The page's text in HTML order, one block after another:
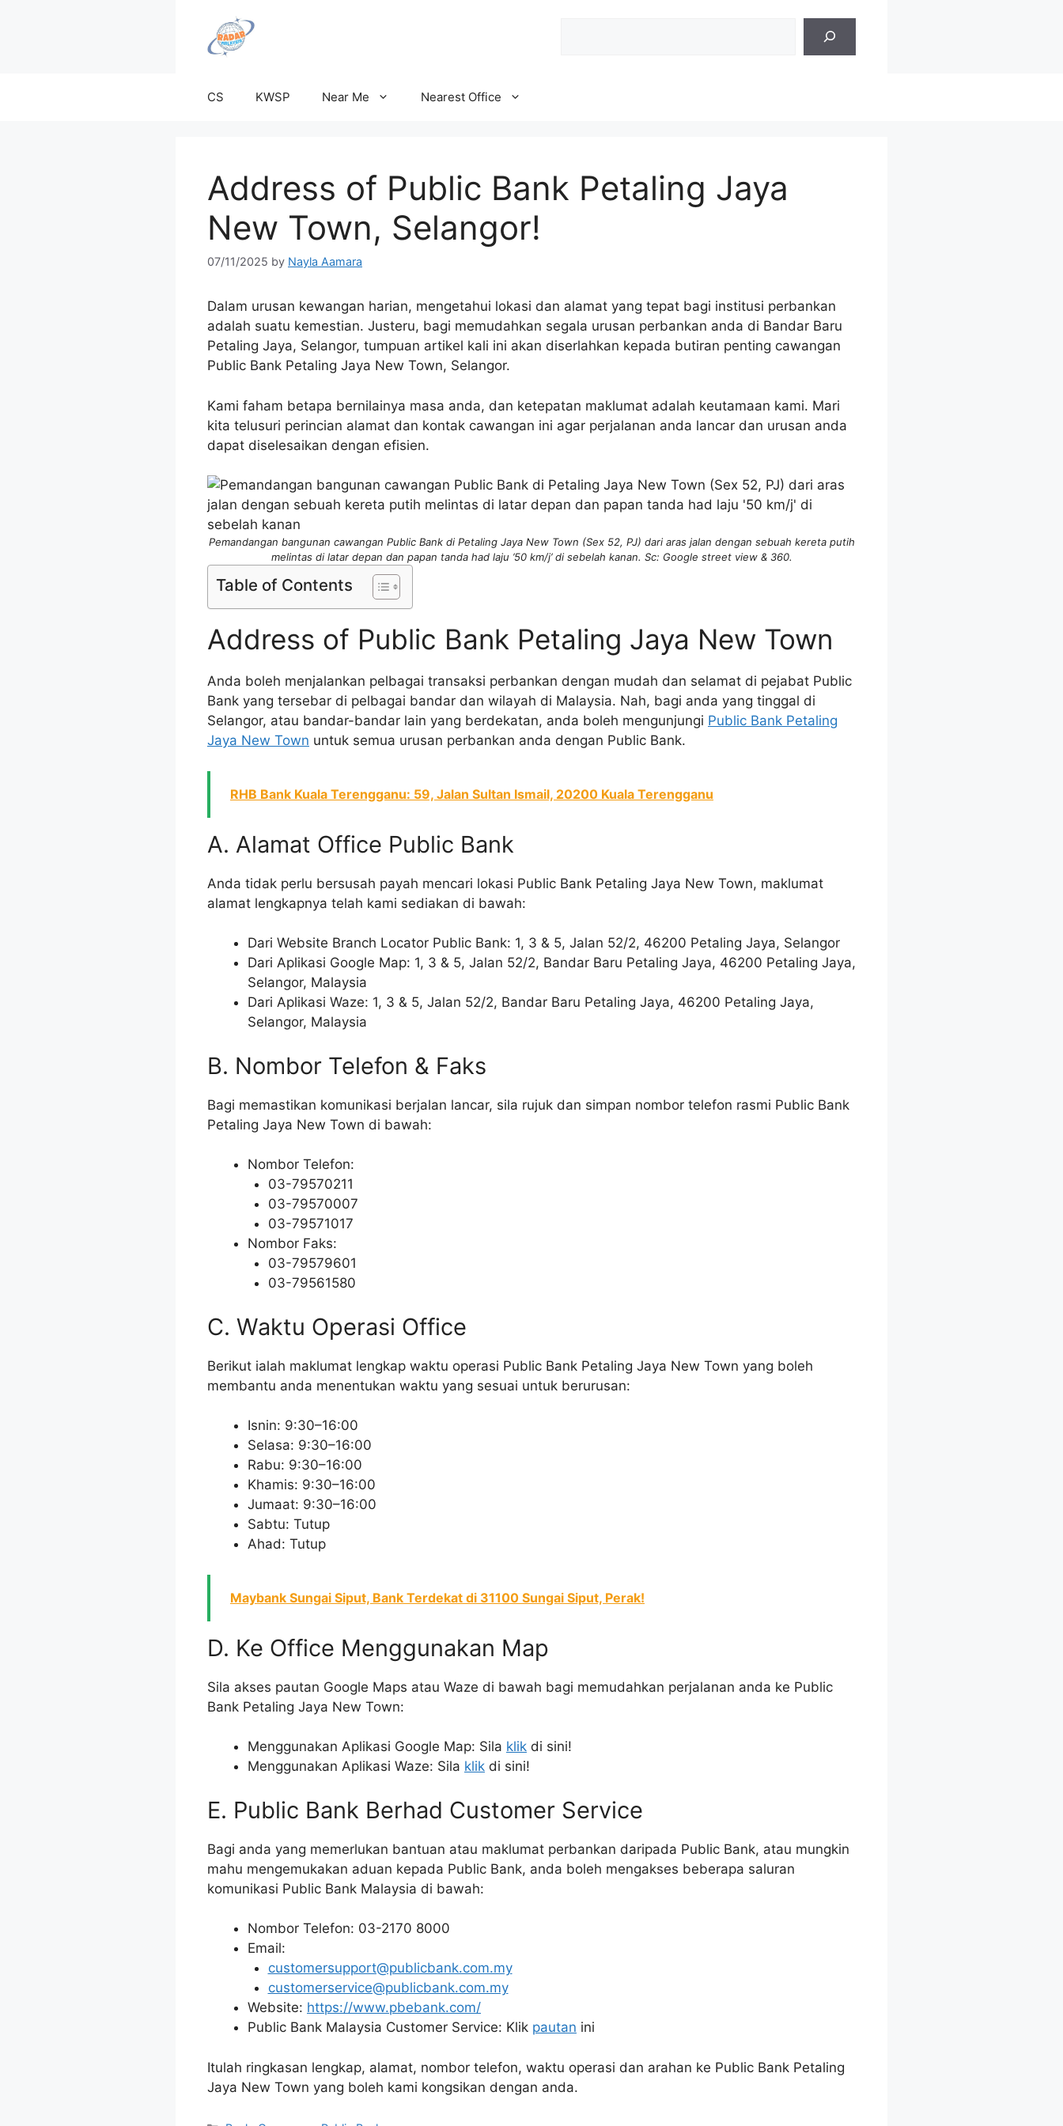
CS KWSP Near Me Nearest Office
Address of Public Bank Petaling Jaya
New Town, Selangor!
07/11/2025 by Nayla Aamara
Dalam urusan kewangan harian, mengetahui lokasi dan alamat yang tepat bagi institusi perbankan
adalah suatu kemestian. Justeru, bagi memudahkan segala urusan perbankan anda di Bandar Baru
Petaling Jaya, Selangor, tumpuan artikel kali ini akan diserlahkan kepada butiran penting cawangan
Public Bank Petaling Jaya New Town, Selangor.
Kami faham betapa bernilainya masa anda, dan ketepatan maklumat adalah keutamaan kami. Mari
kita telusuri perincian alamat dan kontak cawangan ini agar perjalanan anda lancar dan urusan anda
dapat diselesaikan dengan efisien.
Pemandangan bangunan cawangan Public Bank di Petaling Jaya New Town (Sex 52, PJ) dari aras jalan dengan sebuah kereta putih
melintas di latar depan dan papan tanda had laju ’50 km/j’ di sebelah kanan. Sc: Google street view & 360.
Table of Contents
Address of Public Bank Petaling Jaya New Town
Anda boleh menjalankan pelbagai transaksi perbankan dengan mudah dan selamat di pejabat Public
Bank yang tersebar di pelbagai bandar dan wilayah di Malaysia. Nah, bagi anda yang tinggal di
Selangor, atau bandar-bandar lain yang berdekatan, anda boleh mengunjungi Public Bank Petaling
Jaya New Town untuk semua urusan perbankan anda dengan Public Bank.
RHB Bank Kuala Terengganu: 59, Jalan Sultan Ismail, 20200 Kuala Terengganu
A. Alamat Office Public Bank
Anda tidak perlu bersusah payah mencari lokasi Public Bank Petaling Jaya New Town, maklumat
alamat lengkapnya telah kami sediakan di bawah:
Dari Website Branch Locator Public Bank: 1, 3 & 5, Jalan 52/2, 46200 Petaling Jaya, Selangor
Dari Aplikasi Google Map: 1, 3 & 5, Jalan 52/2, Bandar Baru Petaling Jaya, 46200 Petaling Jaya,
Selangor, Malaysia
Dari Aplikasi Waze: 1, 3 & 5, Jalan 52/2, Bandar Baru Petaling Jaya, 46200 Petaling Jaya,
Selangor, Malaysia
B. Nombor Telefon & Faks
Bagi memastikan komunikasi berjalan lancar, sila rujuk dan simpan nombor telefon rasmi Public Bank
Petaling Jaya New Town di bawah:
Nombor Telefon:
03-79570211
03-79570007
03-79571017
Nombor Faks:
03-79579601
03-79561580
C. Waktu Operasi Office
Berikut ialah maklumat lengkap waktu operasi Public Bank Petaling Jaya New Town yang boleh
membantu anda menentukan waktu yang sesuai untuk berurusan:
Isnin: 9:30–16:00
Selasa: 9:30–16:00
Rabu: 9:30–16:00
Khamis: 9:30–16:00
Jumaat: 9:30–16:00
Sabtu: Tutup
Ahad: Tutup
Maybank Sungai Siput, Bank Terdekat di 31100 Sungai Siput, Perak!
D. Ke Office Menggunakan Map
Sila akses pautan Google Maps atau Waze di bawah bagi memudahkan perjalanan anda ke Public
Bank Petaling Jaya New Town:
Menggunakan Aplikasi Google Map: Sila klik di sini!
Menggunakan Aplikasi Waze: Sila klik di sini!
E. Public Bank Berhad Customer Service
Bagi anda yang memerlukan bantuan atau maklumat perbankan daripada Public Bank, atau mungkin
mahu mengemukakan aduan kepada Public Bank, anda boleh mengakses beberapa saluran
komunikasi Public Bank Malaysia di bawah:
Nombor Telefon: 03-2170 8000
Email:
customersupport@publicbank.com.my
customerservice@publicbank.com.my
Website: https://www.pbebank.com/
Public Bank Malaysia Customer Service: Klik pautan ini
Itulah ringkasan lengkap, alamat, nombor telefon, waktu operasi dan arahan ke Public Bank Petaling
Jaya New Town yang boleh kami kongsikan dengan anda.